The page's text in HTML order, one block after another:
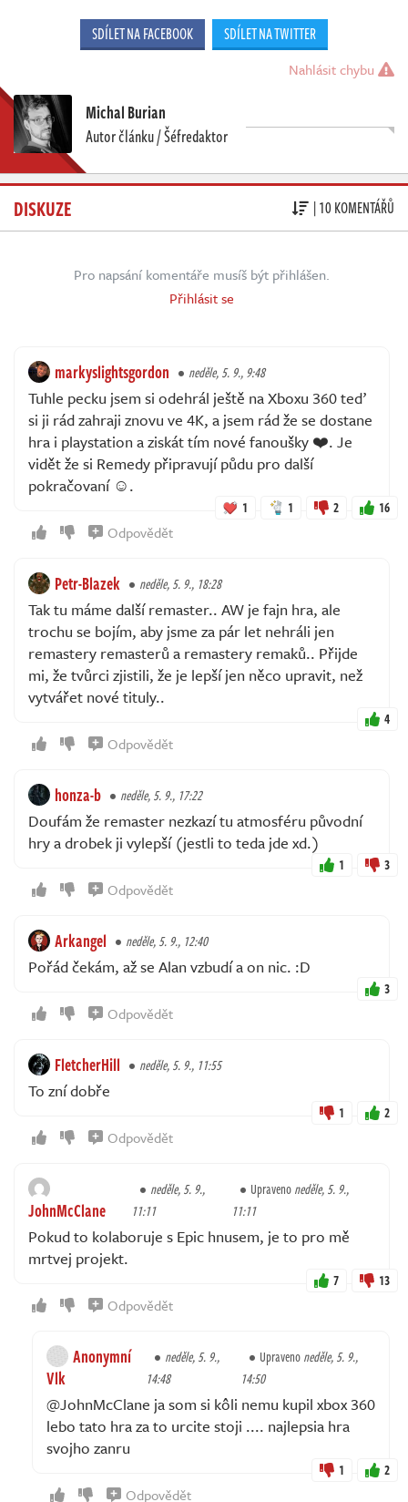
SDÍLET NA FACEBOOK SDÍLET NA TWITTER
Nahlásit chybu
Michal Burian
Autor článku / Šéfredaktor
DISKUZE | 10 KOMENTÁŘŮ
Pro napsání komentáře musíš být přihlášen.
Přihlásit se
markyslightsgordon neděle, 5. 9., 9:48
Tuhle pecku jsem si odehrál ještě na Xboxu 360 teď
si ji rád zahraji znovu ve 4K, a jsem rád že se dostane
hra i playstation a ziskát tím nové fanoušky ❤️. Je
vidět že si Remedy připravují půdu pro další
pokračovaní ☺️.
1 1 2 16
Odpovědět
Petr-Blazek neděle, 5. 9., 18:28
Tak tu máme další remaster.. AW je fajn hra, ale
trochu se bojím, aby jsme za pár let nehráli jen
remastery remasterů a remastery remaků.. Přijde
mi, že tvůrci zjistili, že je lepší jen něco upravit, než
vytvářet nové tituly..
4
Odpovědět
honza-b neděle, 5. 9., 17:22
Doufám že remaster nezkazí tu atmosféru původní
hry a drobek ji vylepší (jestli to teda jde xd.)
1 3
Odpovědět
Arkangel neděle, 5. 9., 12:40
Pořád čekám, až se Alan vzbudí a on nic. :D
3
Odpovědět
FletcherHill neděle, 5. 9., 11:55
To zní dobře
1 2
Odpovědět
JohnMcClane
neděle, 5. 9.,
11:11
Upravenoneděle, 5. 9.,
11:11
Pokud to kolaboruje s Epic hnusem, je to pro mě
mrtvej projekt.
7 13
Odpovědět
Anonymní
Vlk
neděle, 5. 9.,
14:48
Upravenoneděle, 5. 9.,
14:50
@JohnMcClane ja som si kôli nemu kupil xbox 360
lebo tato hra za to urcite stoji .... najlepsia hra
svojho zanru
1 2
Odpovědět